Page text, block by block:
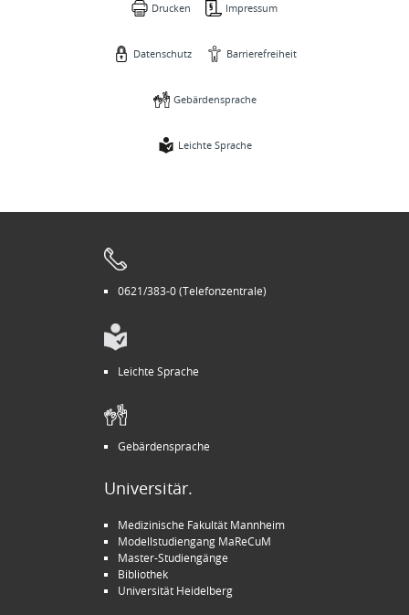
Drucken Impressum
Datenschutz Barrierefreiheit
Gebärdensprache
Leichte Sprache
0621/383-0 (Telefonzentrale)
Leichte Sprache
Gebärdensprache
Universitär.
Medizinische Fakultät Mannheim
Modellstudiengang MaReCuM
Master-Studiengänge
Bibliothek
Universität Heidelberg